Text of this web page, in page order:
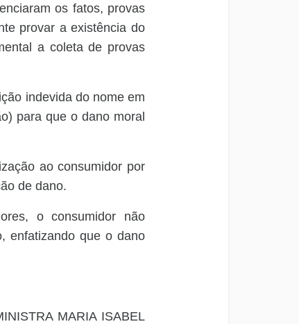
os fatos, provas
provar a existência do
a coleta de provas
indevida do nome em
para que o dano moral
ao consumidor por
de dano.
o consumidor não
enfatizando que o dano
MARIA ISABEL